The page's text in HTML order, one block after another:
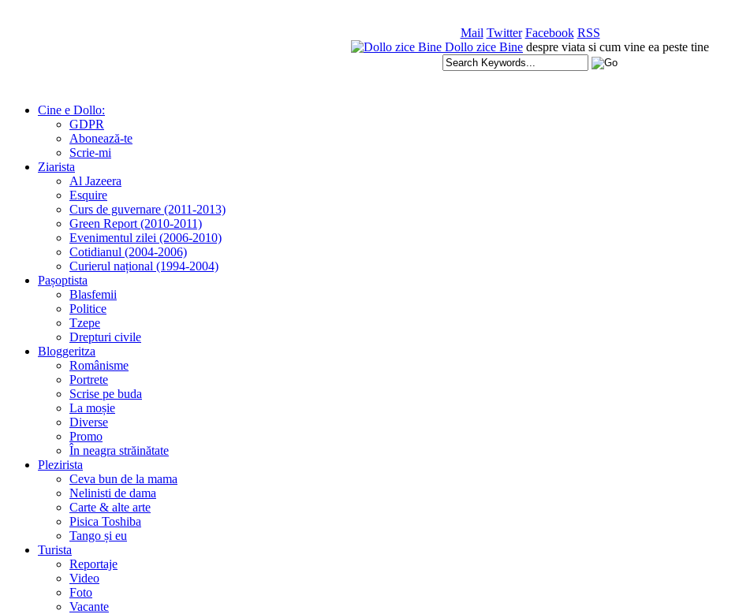
Mail Twitter Facebook RSS
Dollo zice Bine despre viata si cum vine ea peste tine
Cine e Dollo:
GDPR
Abonează-te
Scrie-mi
Ziarista
Al Jazeera
Esquire
Curs de guvernare (2011-2013)
Green Report (2010-2011)
Evenimentul zilei (2006-2010)
Cotidianul (2004-2006)
Curierul național (1994-2004)
Pașoptista
Blasfemii
Politice
Tzepe
Drepturi civile
Bloggeritza
Românisme
Portrete
Scrise pe buda
La moșie
Diverse
Promo
În neagra străinătate
Plezirista
Ceva bun de la mama
Nelinisti de dama
Carte & alte arte
Pisica Toshiba
Tango și eu
Turista
Reportaje
Video
Foto
Vacante